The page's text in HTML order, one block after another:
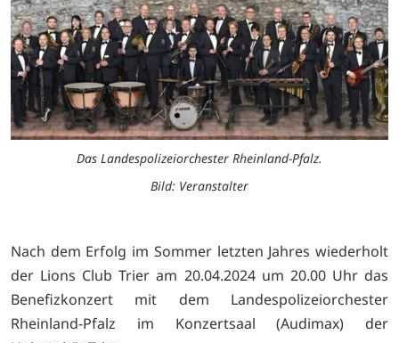
Das Landespolizeiorchester Rheinland-Pfalz.
Bild: Veranstalter
Nach dem Erfolg im Sommer letzten Jahres wiederholt
der Lions Club Trier am 20.04.2024 um 20.00 Uhr das
Benefizkonzert mit dem Landespolizeiorchester
Rheinland-Pfalz im Konzertsaal (Audimax) der